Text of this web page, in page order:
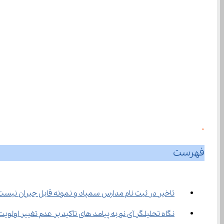
0
فهرست
تاخیر در ثبت‌ نام مدارس سمپاد و نمونه قابل جبران نیست
نگاه تحلیلگر آی نو به پیامد های تأکید بر عدم تغییر اولویت